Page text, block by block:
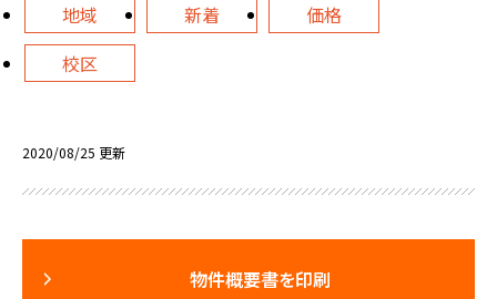
地域
新着
価格
校区
2020/08/25 更新
物件概要書を印刷